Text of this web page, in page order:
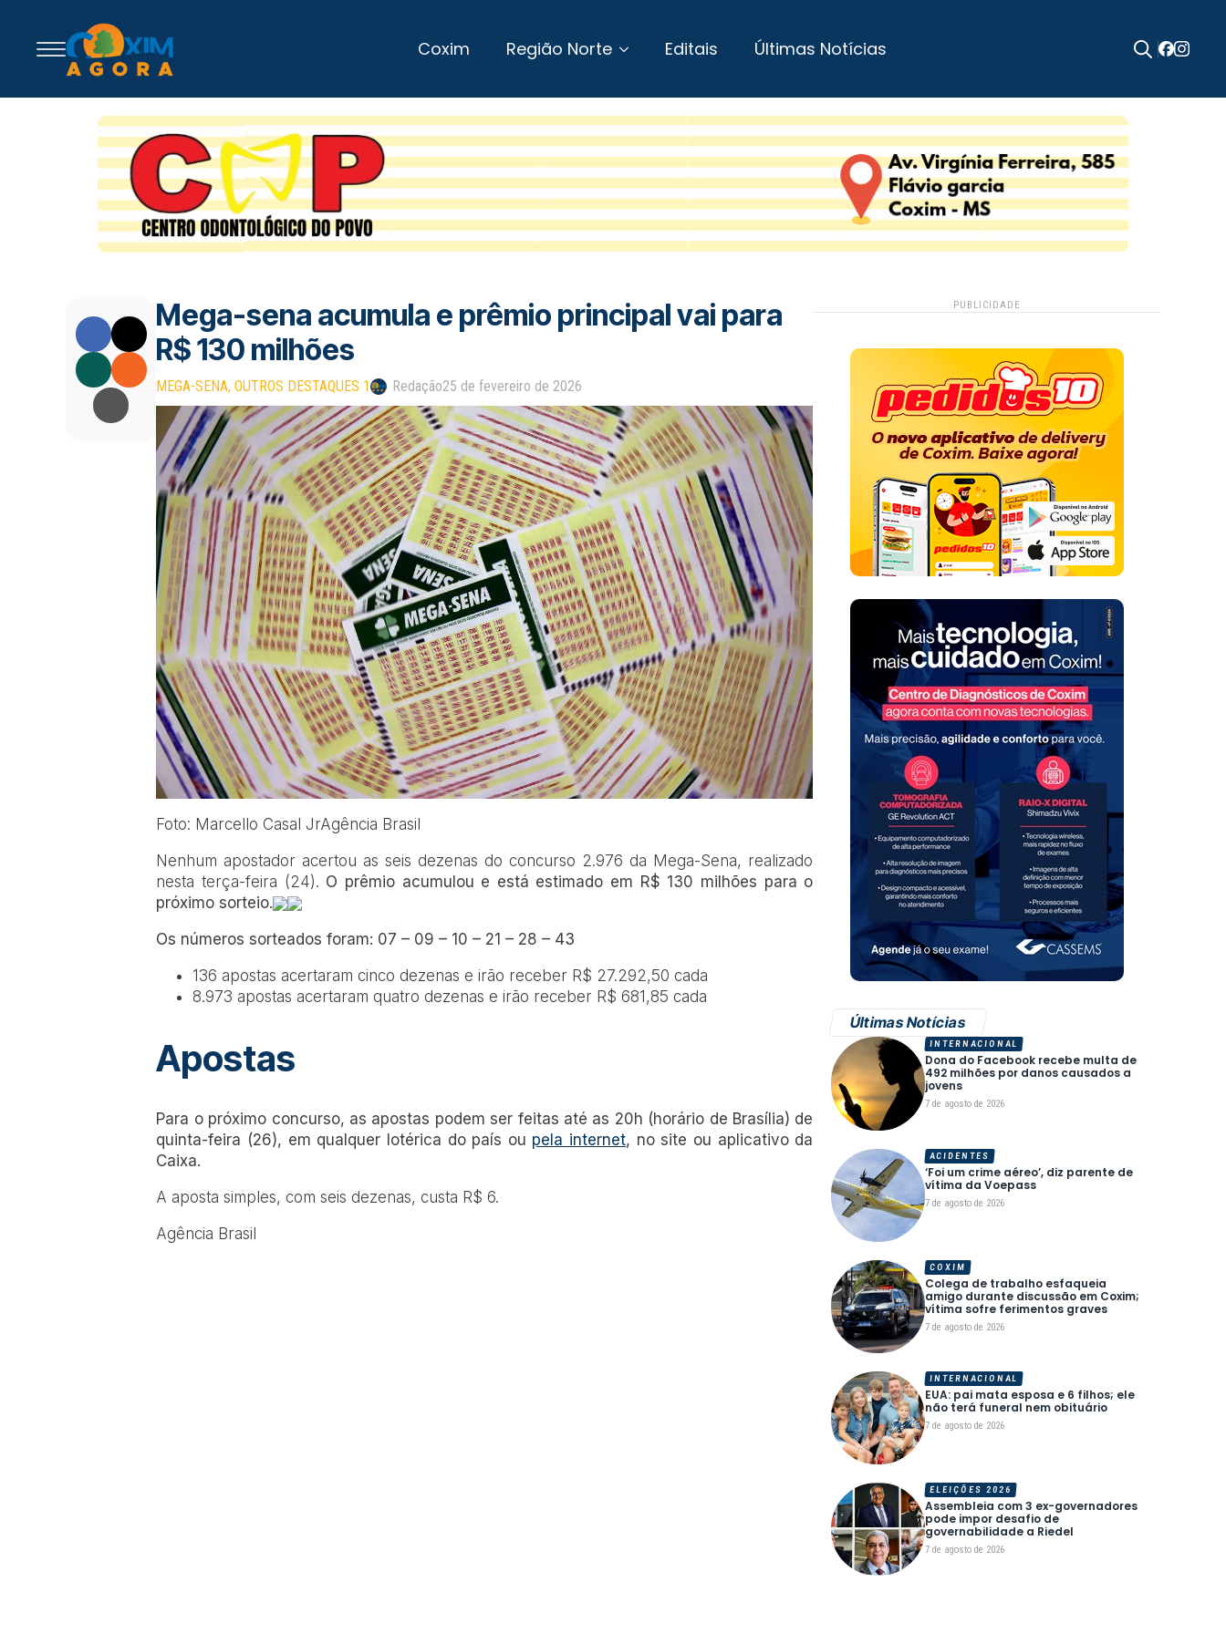
Coxim Região Norte Editais Últimas Notícias
Mega-sena acumula e prêmio principal vai para
R$ 130 milhões
MEGA-SENA OUTROS DESTAQUES 1 Redação25 de fevereiro de 2026
Foto: Marcello Casal JrAgência Brasil
Nenhum apostador acertou as seis dezenas do concurso 2.976 da Mega-Sena, realizado
nesta terça-feira (24). O prêmio acumulou e está estimado em R$ 130 milhões para o
próximo sorteio.
Os números sorteados foram: 07 – 09 – 10 – 21 – 28 – 43
136 apostas acertaram cinco dezenas e irão receber R$ 27.292,50 cada
8.973 apostas acertaram quatro dezenas e irão receber R$ 681,85 cada
Apostas
Para o próximo concurso, as apostas podem ser feitas até as 20h (horário de Brasília) de
quinta-feira (26), em qualquer lotérica do país ou pela internet, no site ou aplicativo da
Caixa.
A aposta simples, com seis dezenas, custa R$ 6.
Agência Brasil
PUBLICIDADE
Últimas Notícias
Dona do Facebook recebe multa de
492 milhões por danos causados a
jovens
7 de agosto de 2026
INTERNACIONAL
‘Foi um crime aéreo’, diz parente de
vítima da Voepass
7 de agosto de 2026
ACIDENTES
Colega de trabalho esfaqueia
amigo durante discussão em Coxim;
vítima sofre ferimentos graves
7 de agosto de 2026
COXIM
EUA: pai mata esposa e 6 filhos; ele
não terá funeral nem obituário
7 de agosto de 2026
INTERNACIONAL
Assembleia com 3 ex-governadores
pode impor desafio de
governabilidade a Riedel
7 de agosto de 2026
ELEIÇÕES 2026